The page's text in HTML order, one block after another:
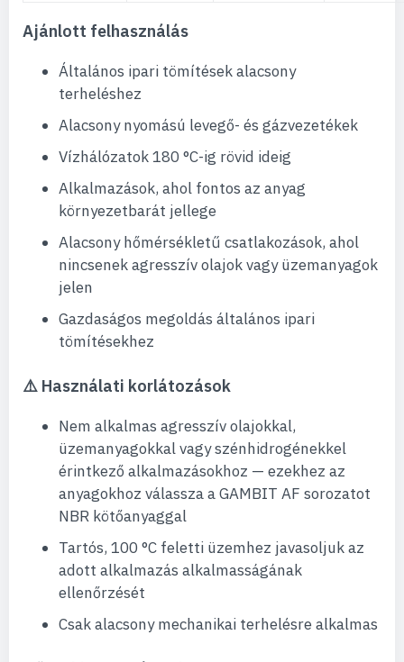
Ajánlott felhasználás
Általános ipari tömítések alacsony
terheléshez
Alacsony nyomású levegő- és gázvezetékek
Vízhálózatok 180 °C-ig rövid ideig
Alkalmazások, ahol fontos az anyag
környezetbarát jellege
Alacsony hőmérsékletű csatlakozások, ahol
nincsenek agresszív olajok vagy üzemanyagok
jelen
Gazdaságos megoldás általános ipari
tömítésekhez
⚠️ Használati korlátozások
Nem alkalmas agresszív olajokkal,
üzemanyagokkal vagy szénhidrogénekkel
érintkező alkalmazásokhoz — ezekhez az
anyagokhoz válassza a GAMBIT AF sorozatot
NBR kötőanyaggal
Tartós, 100 °C feletti üzemhez javasoljuk az
adott alkalmazás alkalmasságának
ellenőrzését
Csak alacsony mechanikai terhelésre alkalmas